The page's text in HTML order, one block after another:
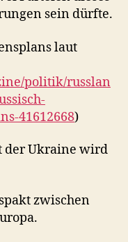
sein dürfte.
laut
politik/russlan
41612668)
der Ukraine wird
zwischen